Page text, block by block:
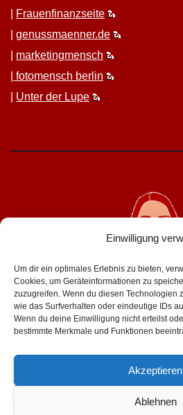
Einwilligung
Um dir ein optimales Erlebnis zu bieten,
Cookies, um Geräteinformationen zu
zuzugreifen. Wenn du diesen Technologien
wie das Surfverhalten oder eindeutige IDs
Wenn du deine Einwilligung nicht erteilst
bestimmte Merkmale und Funktionen
Akzeptieren
Ablehnen
Frauen­fi­nanz­seite
genussmaenner.de
mar­ket­ing­men­sch
fotomen­sch berlin
Unter der Lupe